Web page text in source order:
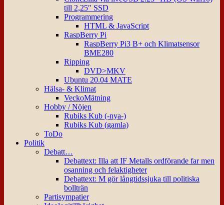
till 2,25″ SSD
Programmering
HTML & JavaScript
RaspBerry Pi
RaspBerry Pi3 B+ och Klimatsensor
BME280
Ripping
DVD>MKV
Ubuntu 20.04 MATE
Hälsa- & Klimat
VeckoMätning
Hobby / Nöjen
Rubiks Kub (-nya-)
Rubiks Kub (gamla)
ToDo
Politik
Debatt…
Debattext: Illa att IF Metalls ordförande far men
osanning och felaktigheter
Debattext: M gör långtidssjuka till politiska
bollträn
Partisympatier